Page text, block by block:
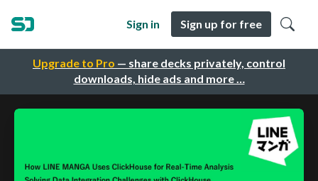
Upgrade to Pro — share decks privately, control
downloads, hide ads and more …
Sign in Sign up for free